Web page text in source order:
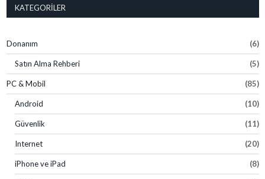
KATEGORILER
Donanım (6)
Satın Alma Rehberi (5)
PC & Mobil (85)
Android (10)
Güvenlik (11)
Internet (20)
iPhone ve iPad (8)